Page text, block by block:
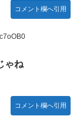
「蒼翼の乙女」
イアホイール
ったのか…
コメント欄へ引用
ゃね
コメント欄へ引用